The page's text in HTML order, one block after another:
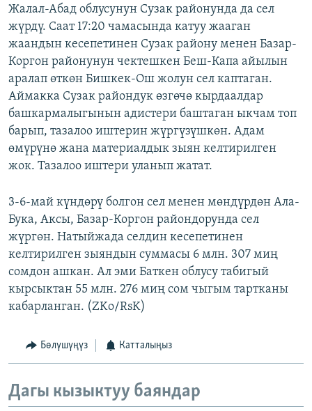
Жалал-Абад облусунун Сузак районунда да сел
жүрдү. Саат 17:20 чамасында катуу жааган
жаандын кесепетинен Сузак району менен Базар-
Коргон районунун чектешкен Беш-Капа айылын
аралап өткөн Бишкек-Ош жолун сел каптаган.
Аймакка Сузак райондук өзгөчө кырдаалдар
башкармалыгынын адистери баштаган ыкчам топ
барып, тазалоо иштерин жүргүзүшкөн. Адам
өмүрүнө жана материалдык зыян келтирилген
жок. Тазалоо иштери уланып жатат.
3-6-май күндөрү болгон сел менен мөндүрдөн Ала-
Бука, Аксы, Базар-Коргон райондорунда сел
жүргөн. Натыйжада селдин кесепетинен
келтирилген зыяндын суммасы 6 млн. 307 миң
сомдон ашкан. Ал эми Баткен облусу табигый
кырсыктан 55 млн. 276 миң сом чыгым тартканы
кабарланган. (ZKo/RsK)
Бөлүшүңүз Катталыңыз
Дагы кызыктуу баяндар